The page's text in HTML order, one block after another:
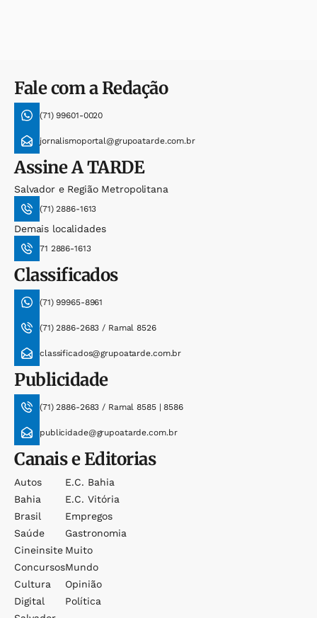
Fale com a Redação
(71) 99601-0020
jornalismoportal@grupoatarde.com.br
AssineA TARDE
Salvador e Região Metropolitana
(71) 2886-1613
Demais localidades
71 2886-1613
Classificados
(71) 99965-8961
(71) 2886-2683 / Ramal 8526
classificados@grupoatarde.com.br
Publicidade
(71) 2886-2683 / Ramal 8585 | 8586
publicidade@grupoatarde.com.br
Canais e Editorias
Autos
Bahia
Brasil
Saúde
Cineinsite
Concursos
Cultura
Digital
E.c. Bahia
E.c. Vitória
Empregos
Gastronomia
Muito
Mundo
Opinião
Política